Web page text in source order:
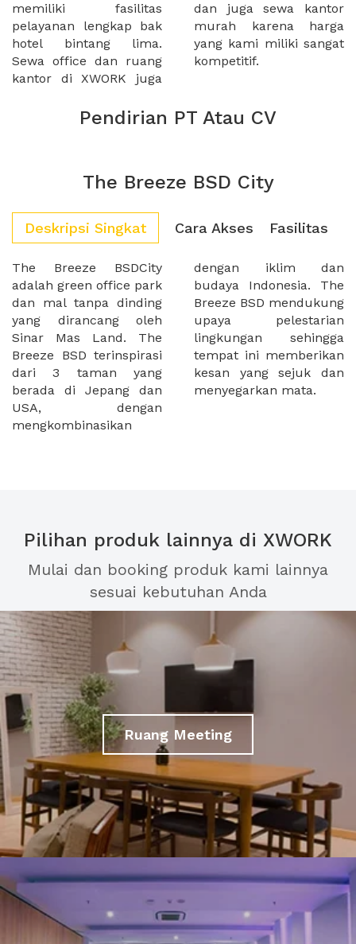
memiliki fasilitas
pelayanan lengkap bak
hotel bintang lima.
Sewa office dan ruang
kantor di XWORK juga
dan juga sewa kantor
murah karena harga
yang kami miliki sangat
kompetitif.
Pendirian PT Atau CV
The Breeze BSD City
Deskripsi Singkat Cara Akses Fasilitas
The Breeze BSDCity
adalah green office park
dan mal tanpa dinding
yang dirancang oleh
Sinar Mas Land. The
Breeze BSD terinspirasi
dari 3 taman yang
berada di Jepang dan
USA, dengan
mengkombinasikan
dengan iklim dan
budaya Indonesia. The
Breeze BSD mendukung
upaya pelestarian
lingkungan sehingga
tempat ini memberikan
kesan yang sejuk dan
menyegarkan mata.
Pilihan produk lainnya di XWORK
Mulai dan booking produk kami lainnya
sesuai kebutuhan Anda
Ruang Meeting